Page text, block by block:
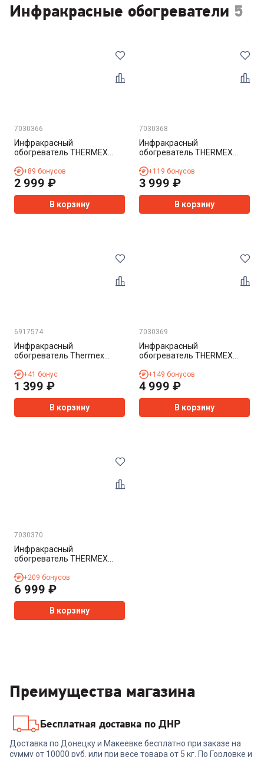
Инфракрасные обогреватели 5
7030366
Инфракрасный
обогреватель THERMEX
+89 бонусов
2 999 ₽
В корзину
7030368
Инфракрасный
обогреватель THERMEX
+119 бонусов
3 999 ₽
В корзину
6917574
Инфракрасный
обогреватель Thermex
+41 бонус
1 399 ₽
В корзину
7030369
Инфракрасный
обогреватель THERMEX
+149 бонусов
4 999 ₽
В корзину
7030370
Инфракрасный
обогреватель THERMEX
+209 бонусов
6 999 ₽
В корзину
Преимущества магазина
Бесплатная доставка по ДНР
Доставка по Донецку и Макеевке бесплатно при заказе на
сумму от 10000 руб. или при весе товара от 5 кг. По Горловке и